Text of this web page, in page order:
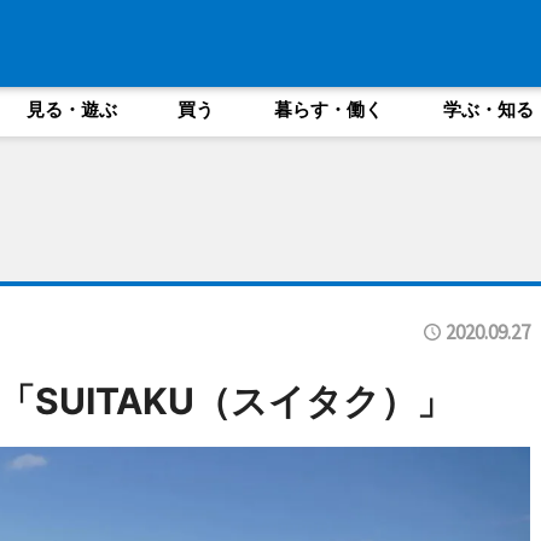
見る・遊ぶ 買う 暮らす・働く 学ぶ・知る
2020.09.27
SUITAKU（スイタク）」